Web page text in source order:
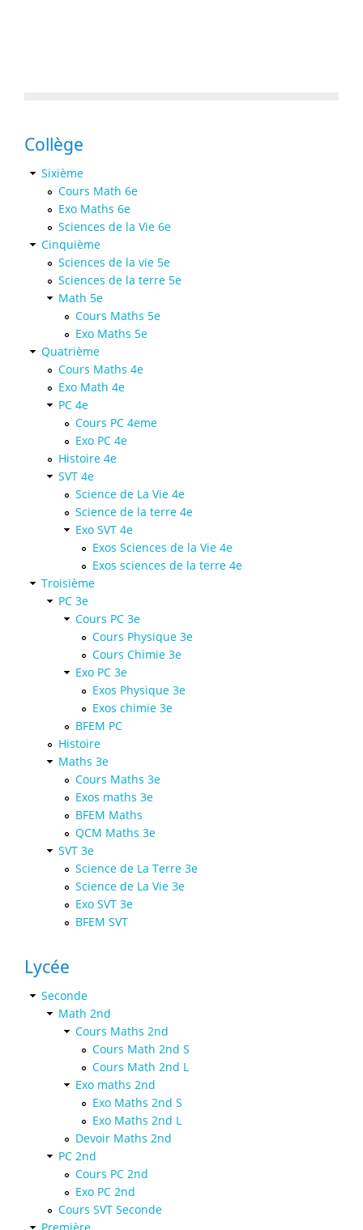
Collège
Sixième
Cours Math 6e
Exo Maths 6e
Sciences de la Vie 6e
Cinquième
Sciences de la vie 5e
Sciences de la terre 5e
Math 5e
Cours Maths 5e
Exo Maths 5e
Quatrième
Cours Maths 4e
Exo Math 4e
PC 4e
Cours PC 4eme
Exo PC 4e
Histoire 4e
SVT 4e
Science de La Vie 4e
Science de la terre 4e
Exo SVT 4e
Exos Sciences de la Vie 4e
Exos sciences de la terre 4e
Troisième
PC 3e
Cours PC 3e
Cours Physique 3e
Cours Chimie 3e
Exo PC 3e
Exos Physique 3e
Exos chimie 3e
BFEM PC
Histoire
Maths 3e
Cours Maths 3e
Exos maths 3e
BFEM Maths
QCM Maths 3e
SVT 3e
Science de La Terre 3e
Science de La Vie 3e
Exo SVT 3e
BFEM SVT
Lycée
Seconde
Math 2nd
Cours Maths 2nd
Cours Math 2nd S
Cours Math 2nd L
Exo maths 2nd
Exo Maths 2nd S
Exo Maths 2nd L
Devoir Maths 2nd
PC 2nd
Cours PC 2nd
Exo PC 2nd
Cours SVT Seconde
Première